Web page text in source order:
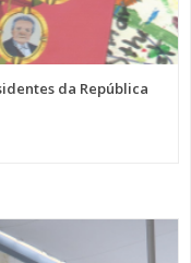
da República